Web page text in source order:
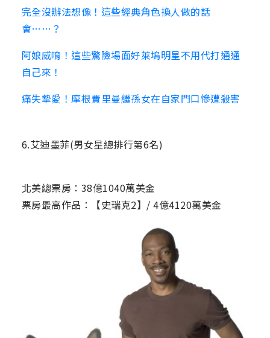
完全沒辦法想像！這些經典角色換人做的話
會……？
阿娘威唷！這些驚險場面好萊塢明星不用代打通通
自己來！
痛失摯愛！摩根費里曼繼孫女在自家門口慘遭殺害
6.艾迪墨菲(男女星總排行第6名)
北美總票房：38億1040萬美金
票房最高作品：【史瑞克2】/ 4億4120萬美金